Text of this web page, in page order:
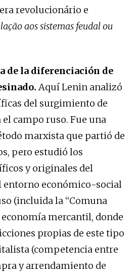
revolucionário e
aos sistemas feudal ou
de la diferenciación de
Aquí Lenin analizó
del surgimiento de
el campo ruso. Fue una
marxista que partió de
pero estudió los
y originales del
entorno económico-social
(incluida la “Comuna
economía mercantil, donde
propias de este tipo
(competencia entre
y arrendamiento de